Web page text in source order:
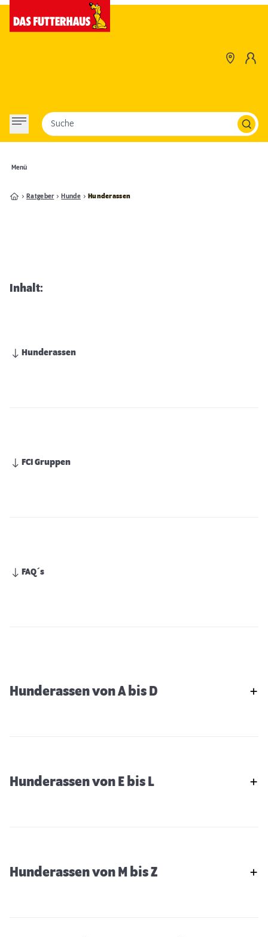
Menü
Suche
Ratgeber Hunde Hunderassen
Inhalt:
Hunderassen
FCI Gruppen
FAQ´s
Hunderassen von A bis D
Hunderassen von E bis L
Hunderassen von M bis Z